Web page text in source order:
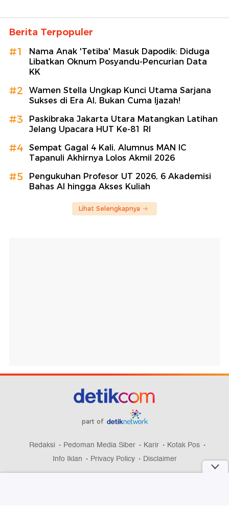
Berita Terpopuler
#1
Nama Anak 'Tetiba' Masuk Dapodik: Diduga
Libatkan Oknum Posyandu-Pencurian Data
KK
#2
Wamen Stella Ungkap Kunci Utama Sarjana
Sukses di Era AI, Bukan Cuma Ijazah!
#3
Paskibraka Jakarta Utara Matangkan Latihan
Jelang Upacara HUT Ke-81 RI
#4
Sempat Gagal 4 Kali, Alumnus MAN IC
Tapanuli Akhirnya Lolos Akmil 2026
#5
Pengukuhan Profesor UT 2026, 6 Akademisi
Bahas AI hingga Akses Kuliah
Lihat Selengkapnya
part of
Redaksi Pedoman Media Siber Karir
Kotak Pos
Info Iklan
Privacy Policy Disclaimer